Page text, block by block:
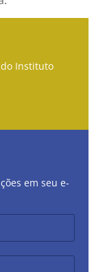
do Instituto
em seu e-